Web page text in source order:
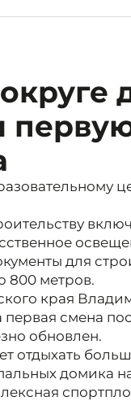
для
800 метров.
края
первая смена
обновлен.
отдыхать
домика